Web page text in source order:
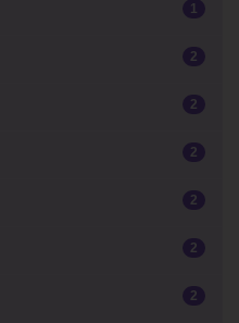
1
2
2
2
2
2
2